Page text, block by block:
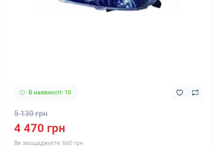
В наявності: 10
5 130 грн
4 470 грн
Ви заощаджуєте: 660 грн